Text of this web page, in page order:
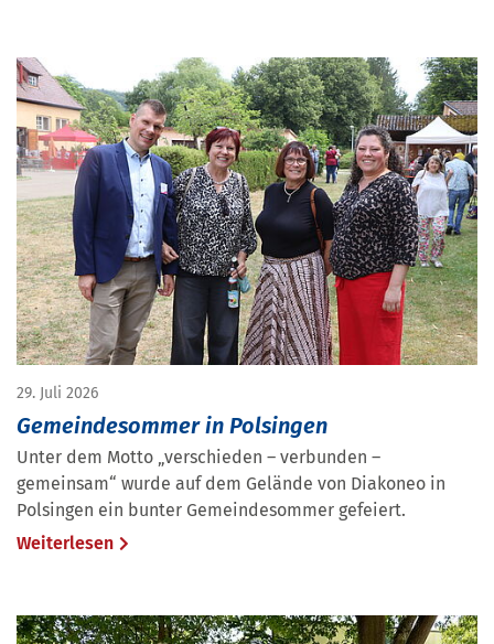
29. Juli 2026
Gemeindesommer in Polsingen
Unter dem Motto „verschieden – verbunden –
gemeinsam“ wurde auf dem Gelände von Diakoneo in
Polsingen ein bunter Gemeindesommer gefeiert.
Weiterlesen